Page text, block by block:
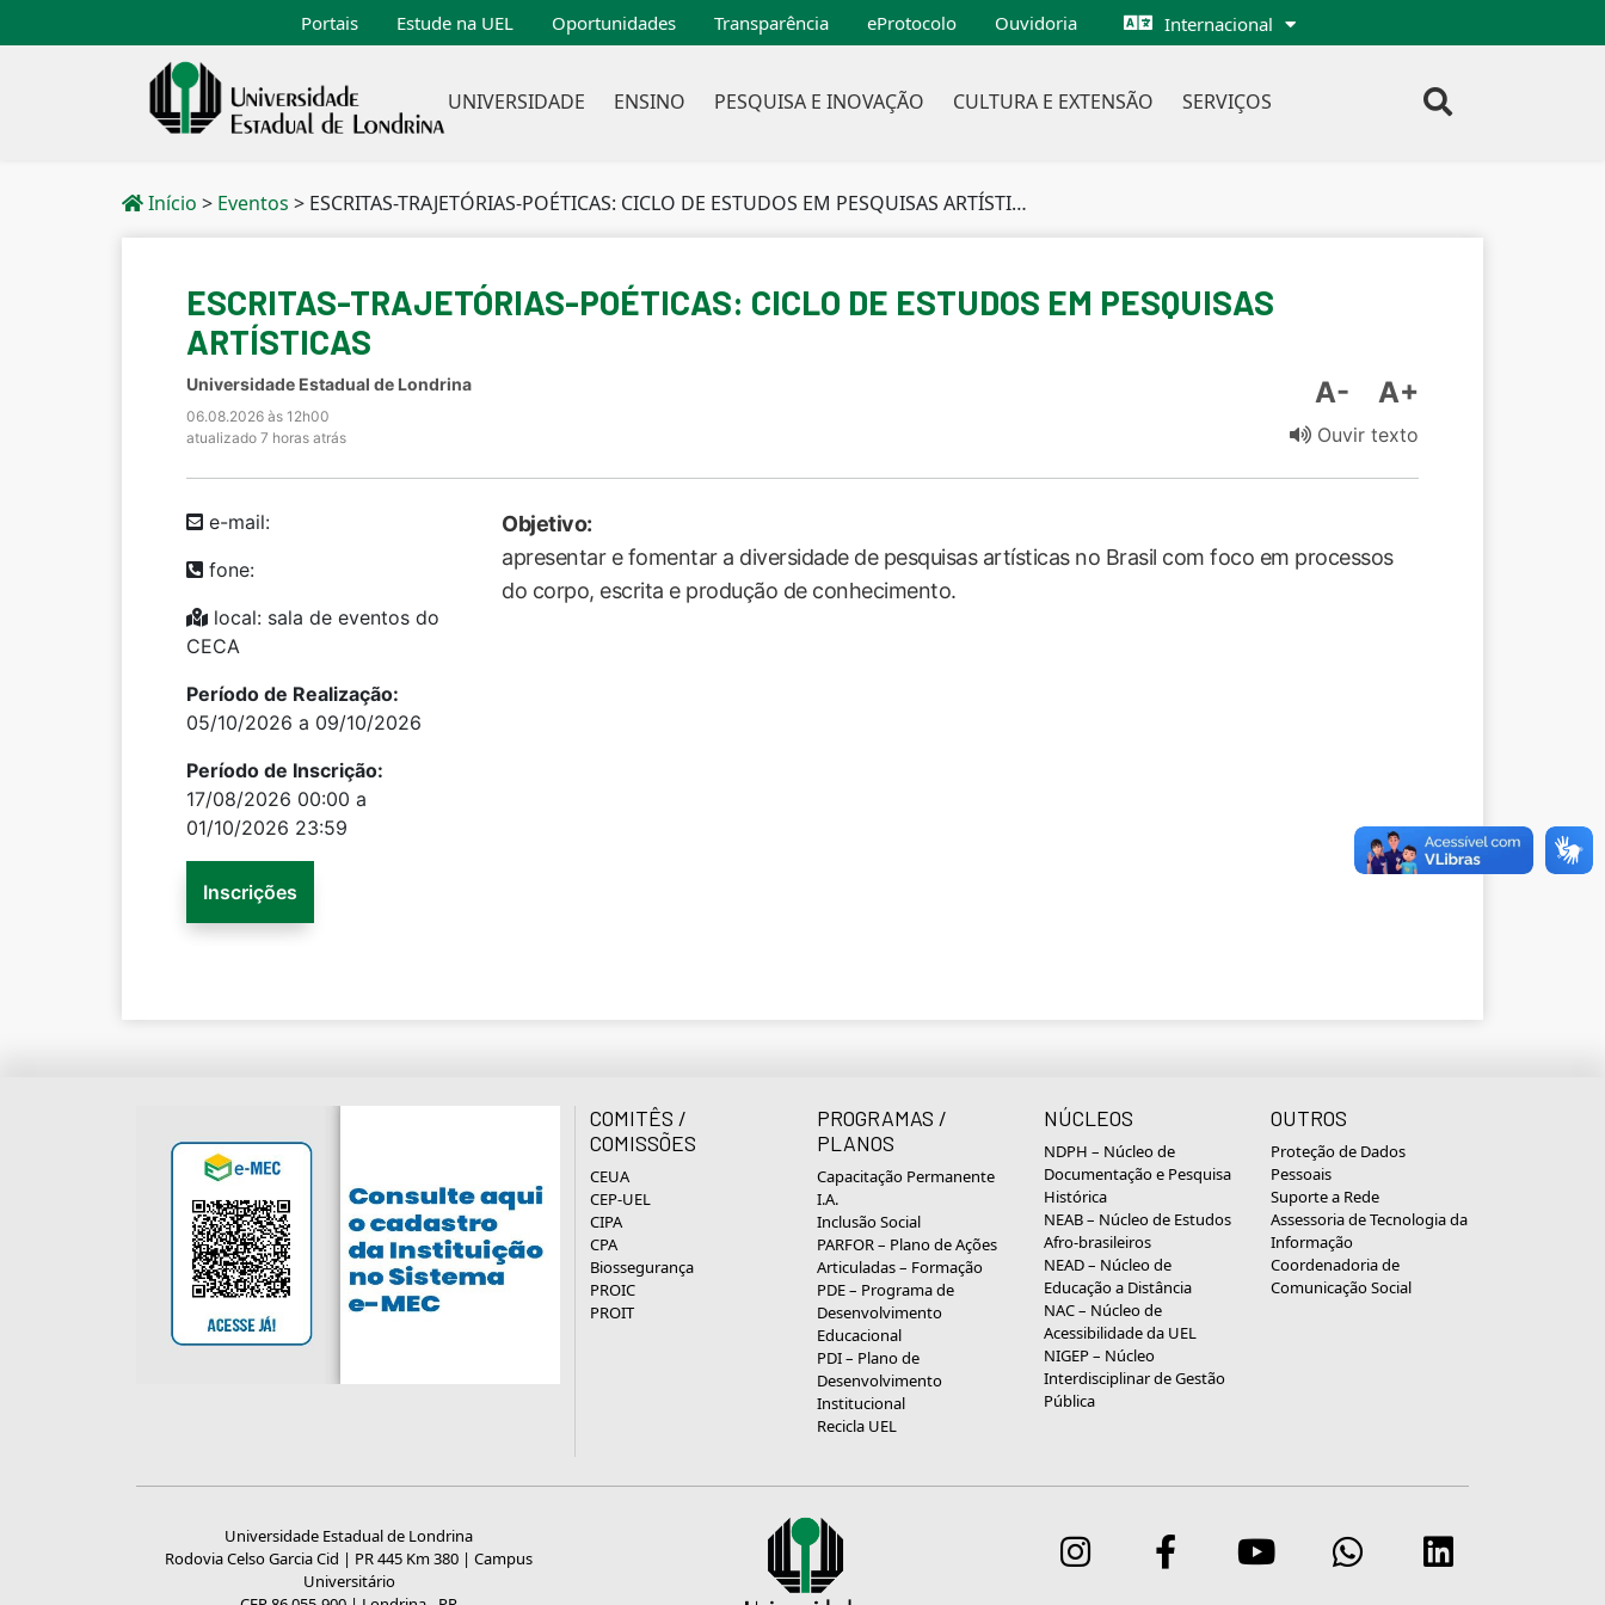
Portais Estude na UEL Oportunidades Transparência eProtocolo Ouvidoria Internacional
UNIVERSIDADE ENSINO PESQUISA E INOVAÇÃO CULTURA E EXTENSÃO SERVIÇOS
Início > Eventos > ESCRITAS-TRAJETÓRIAS-POÉTICAS: CICLO DE ESTUDOS EM PESQUISAS ARTÍSTICAS
ESCRITAS-TRAJETÓRIAS-POÉTICAS: CICLO DE ESTUDOS EM PESQUISAS
ARTÍSTICAS
Universidade Estadual de Londrina
06.08.2026 às 12h00
atualizado 7 horas atrás
A- A+
Ouvir texto
e-mail:
fone:
local: sala de eventos do
CECA
Período de Realização:
05/10/2026 a 09/10/2026
Período de Inscrição:
17/08/2026 00:00 a
01/10/2026 23:59
Inscrições
Objetivo:
apresentar e fomentar a diversidade de pesquisas artísticas no Brasil com foco em processos
do corpo, escrita e produção de conhecimento.
COMITÊS /
COMISSÕES
CEUA
CEP-UEL
CIPA
CPA
Biossegurança
PROIC
PROIT
PROGRAMAS /
PLANOS
Capacitação Permanente
I.A.
Inclusão Social
PARFOR – Plano de Ações
Articuladas – Formação
PDE – Programa de
Desenvolvimento
Educacional
PDI – Plano de
Desenvolvimento
Institucional
Recicla UEL
NÚCLEOS
NDPH – Núcleo de
Documentação e Pesquisa
Histórica
NEAB – Núcleo de Estudos
Afro-brasileiros
NEAD – Núcleo de
Educação a Distância
NAC – Núcleo de
Acessibilidade da UEL
NIGEP – Núcleo
Interdisciplinar de Gestão
Pública
OUTROS
Proteção de Dados
Pessoais
Suporte a Rede
Assessoria de Tecnologia da
Informação
Coordenadoria de
Comunicação Social
Universidade Estadual de Londrina
Rodovia Celso Garcia Cid | PR 445 Km 380 | Campus
Universitário